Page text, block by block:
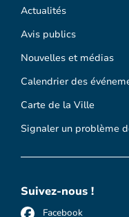
Actualités
Avis publics
Nouvelles et médias
Calendrier des
Carte de la Ville
Signaler un problème
Suivez-nous !
Facebook